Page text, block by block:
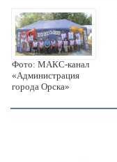
Фото: МАКС-канал
«Администрация
города Орска»